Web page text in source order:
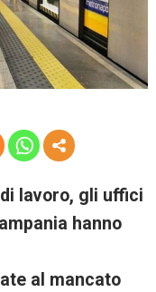
re
lavoro, gli uffici
hanno
al mancato